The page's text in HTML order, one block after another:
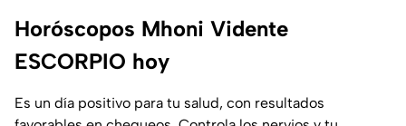
Horóscopos Mhoni Vidente
ESCORPIO hoy
Es un día positivo para tu salud, con resultados